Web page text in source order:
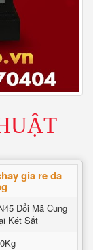
gia re da
Đổi Mã Cung
Két Sắt